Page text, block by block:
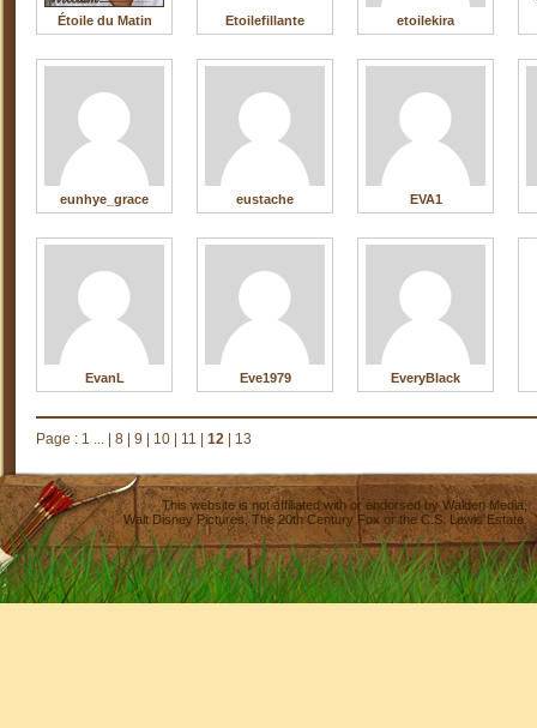
Étoile du Matin Etoilefillante etoilekira
eunhye_grace eustache EVA1
EvanL Eve1979 EveryBlack
Page : 1 ... 8 9 10 11 12 13
This website is not affiliated with or endorsed byWalden Media
Walt Disney Pictures,The 20th Century Fox or the C.S. Lewis Estate.